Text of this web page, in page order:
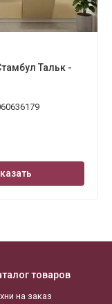
Тальк -
товаров
на заказ